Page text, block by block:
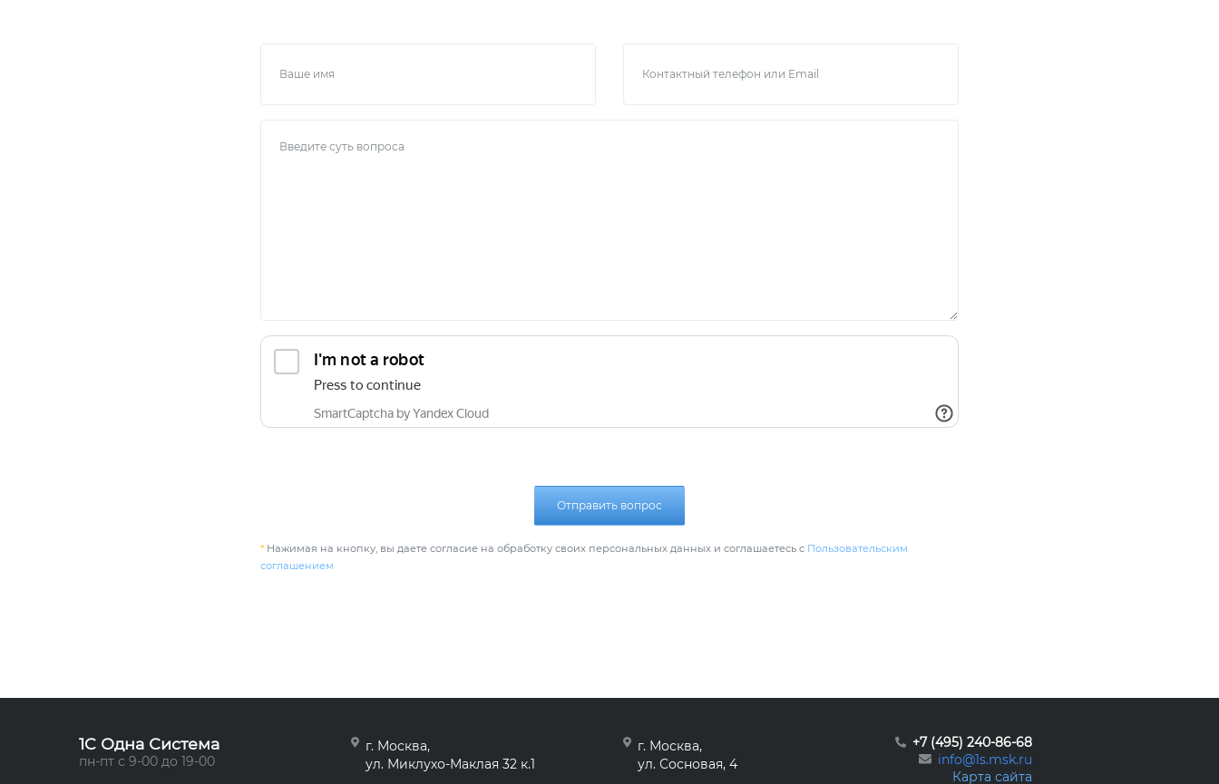
Отправить вопрос
* Нажимая на кнопку, вы даете согласие на обработку своих персональных данных и соглашаетесь с Пользовательским
соглашением
1C Одна Система
пн-пт с 9-00 до 19-00
г. Москва,
ул. Миклухо-Маклая 32 к.1
г. Москва,
ул. Сосновая, 4
+7 (495) 240-86-68
info@1s.msk.ru
Карта сайта